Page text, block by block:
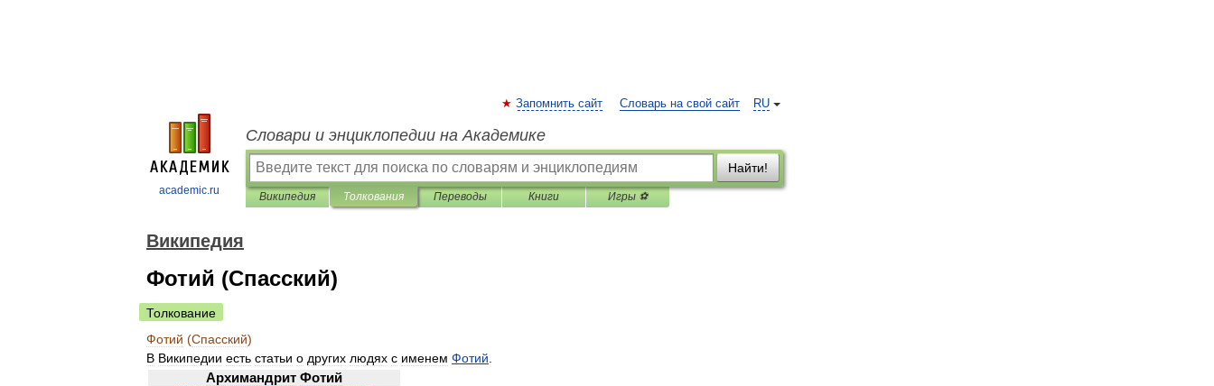
academic.ru
RU
Запомнить сайт Словарь на свой сайт
Словари и энциклопедии на Академике
Найти!
Википедия Толкования Переводы Книги Игры ⚽
Википедия
Фотий (Спасский)
Толкование
Фотий (Спасский)
В Википедии есть статьи о других людях с именем Фотий
Архимандрит Фотий